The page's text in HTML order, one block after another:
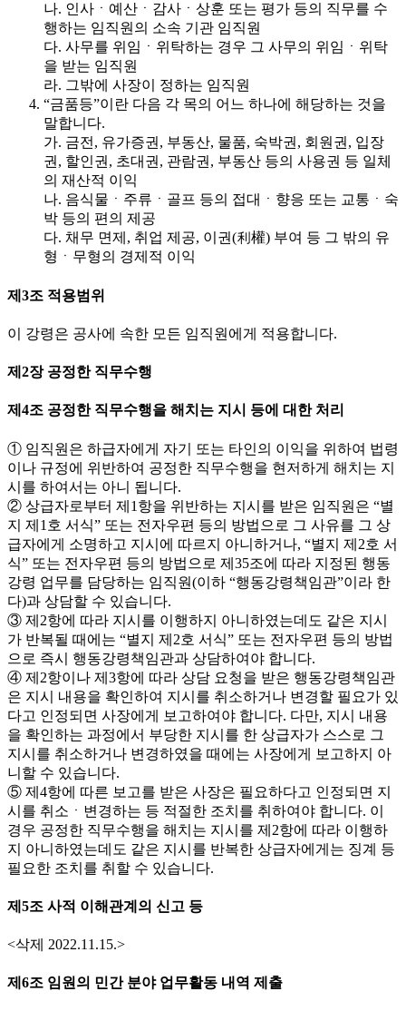
나. 인사ㆍ예산ㆍ감사ㆍ상훈 또는 평가 등의 직무를 수
행하는 임직원의 소속 기관 임직원
다. 사무를 위임ㆍ위탁하는 경우 그 사무의 위임ㆍ위탁
을 받는 임직원
라. 그밖에 사장이 정하는 임직원
“금품등”이란 다음 각 목의 어느 하나에 해당하는 것을
말합니다.
가. 금전, 유가증권, 부동산, 물품, 숙박권, 회원권, 입장
권, 할인권, 초대권, 관람권, 부동산 등의 사용권 등 일체
의 재산적 이익
나. 음식물ㆍ주류ㆍ골프 등의 접대ㆍ향응 또는 교통ㆍ숙
박 등의 편의 제공
다. 채무 면제, 취업 제공, 이권(利權) 부여 등 그 밖의 유
형ㆍ무형의 경제적 이익
제3조 적용범위
이 강령은 공사에 속한 모든 임직원에게 적용합니다.
제2장 공정한 직무수행
제4조 공정한 직무수행을 해치는 지시 등에 대한 처리
① 임직원은 하급자에게 자기 또는 타인의 이익을 위하여 법령
이나 규정에 위반하여 공정한 직무수행을 현저하게 해치는 지
시를 하여서는 아니 됩니다.
② 상급자로부터 제1항을 위반하는 지시를 받은 임직원은 “별
지 제1호 서식” 또는 전자우편 등의 방법으로 그 사유를 그 상
급자에게 소명하고 지시에 따르지 아니하거나, “별지 제2호 서
식” 또는 전자우편 등의 방법으로 제35조에 따라 지정된 행동
강령 업무를 담당하는 임직원(이하 “행동강령책임관”이라 한
다)과 상담할 수 있습니다.
③ 제2항에 따라 지시를 이행하지 아니하였는데도 같은 지시
가 반복될 때에는 “별지 제2호 서식” 또는 전자우편 등의 방법
으로 즉시 행동강령책임관과 상담하여야 합니다.
④ 제2항이나 제3항에 따라 상담 요청을 받은 행동강령책임관
은 지시 내용을 확인하여 지시를 취소하거나 변경할 필요가 있
다고 인정되면 사장에게 보고하여야 합니다. 다만, 지시 내용
을 확인하는 과정에서 부당한 지시를 한 상급자가 스스로 그
지시를 취소하거나 변경하였을 때에는 사장에게 보고하지 아
니할 수 있습니다.
⑤ 제4항에 따른 보고를 받은 사장은 필요하다고 인정되면 지
시를 취소ㆍ변경하는 등 적절한 조치를 취하여야 합니다. 이
경우 공정한 직무수행을 해치는 지시를 제2항에 따라 이행하
지 아니하였는데도 같은 지시를 반복한 상급자에게는 징계 등
필요한 조치를 취할 수 있습니다.
제5조 사적 이해관계의 신고 등
<삭제 2022.11.15.>
제6조 임원의 민간 분야 업무활동 내역 제출